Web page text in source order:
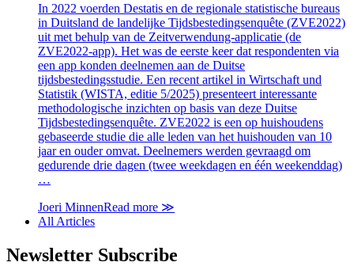
In 2022 voerden Destatis en de regionale statistische bureaus
in Duitsland de landelijke Tijdsbestedingsenquête (ZVE2022)
uit met behulp van de Zeitverwendung-applicatie (de
ZVE2022-app). Het was de eerste keer dat respondenten via
een app konden deelnemen aan de Duitse
tijdsbestedingsstudie. Een recent artikel in Wirtschaft und
Statistik (WISTA, editie 5/2025) presenteert interessante
methodologische inzichten op basis van deze Duitse
Tijdsbestedingsenquête. ZVE2022 is een op huishoudens
gebaseerde studie die alle leden van het huishouden van 10
jaar en ouder omvat. Deelnemers werden gevraagd om
gedurende drie dagen (twee weekdagen en één weekenddag)
…
Joeri MinnenRead more ≫
All Articles
Newsletter Subscribe